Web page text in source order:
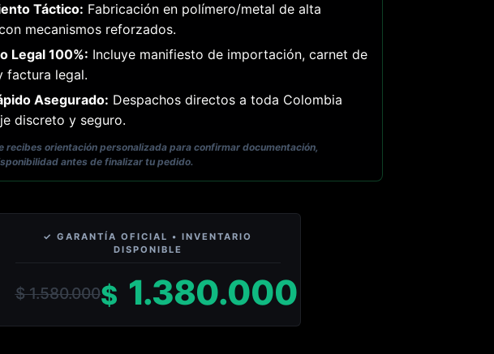
Táctico: Fabricación en polímero/metal de alta
mecanismos reforzados.
Legal 100%: Incluye manifiesto de importación, carnet de
factura legal.
Asegurado: Despachos directos a toda Colombia
discreto y seguro.
recibes orientación personalizada para confirmar documentación,
antes de finalizar tu pedido.
$1.580.000$ 1.380.000